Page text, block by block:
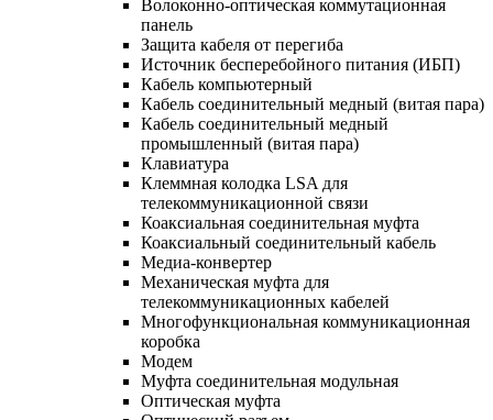
Волоконно-оптическая коммутационная
панель
Защита кабеля от перегиба
Источник бесперебойного питания (ИБП)
Кабель компьютерный
Кабель соединительный медный (витая пара)
Кабель соединительный медный
промышленный (витая пара)
Клавиатура
Клеммная колодка LSA для
телекоммуникационной связи
Коаксиальная соединительная муфта
Коаксиальный соединительный кабель
Медиа-конвертер
Механическая муфта для
телекоммуникационных кабелей
Многофункциональная коммуникационная
коробка
Модем
Муфта соединительная модульная
Оптическая муфта